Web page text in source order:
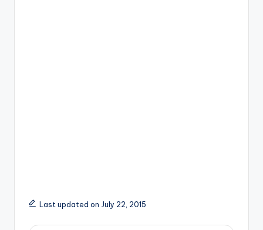
Last updated on July 22, 2015